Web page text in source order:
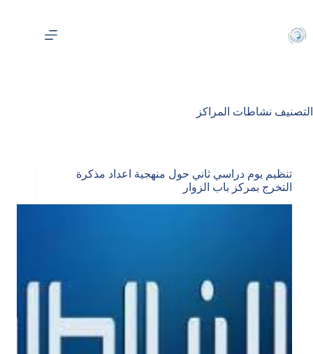
المحتوى
التصنيف نشاطات المراكز
تنظيم يوم دراسي ثاني حول منهجية اعداد مذكرة
التخرج بمركز باب الزوار